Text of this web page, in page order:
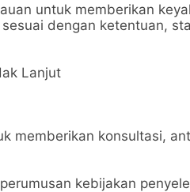
untuk memberikan
dengan ketentuan,
Lanjut
memberikan konsultasi,
kebijakan